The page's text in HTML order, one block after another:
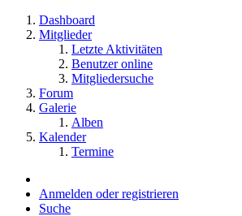
Dashboard
Mitglieder
Letzte Aktivitäten
Benutzer online
Mitgliedersuche
Forum
Galerie
Alben
Kalender
Termine
Anmelden oder registrieren
Suche